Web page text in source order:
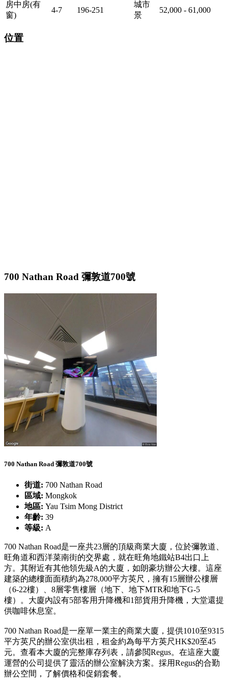
房中房(有
窗)
4-7 196-251
城市
景
52,000 - 61,000
位置
700 Nathan Road 彌敦道700號
700 Nathan Road 彌敦道700號
街道: 700 Nathan Road
區域: Mongkok
地區: Yau Tsim Mong District
年齡: 39
等級: A
700 Nathan Road是一座共23層的頂級商業大廈，位於彌敦道、
旺角道和西洋菜南街的交界處，就在旺角地鐵站B4出口上
方。其附近有其他領先級A的大廈，如朗豪坊辦公大樓。這座
建築的總樓面面積約為278,000平方英尺，擁有15層辦公樓層
（6-22樓）、8層零售樓層（地下、地下MTR和地下G-5
樓）。大廈內設有5部客用升降機和1部貨用升降機，大堂還提
供咖啡休息室。
700 Nathan Road是一座單一業主的商業大廈，提供1010至9315
平方英尺的辦公室供出租，租金約為每平方英尺HK$20至45
元。查看本大廈的完整庫存列表，請參閲Regus。在這座大廈
運營的公司提供了靈活的辦公室解決方案。採用Regus的合勤
辦公空間，了解價格和促銷套餐。